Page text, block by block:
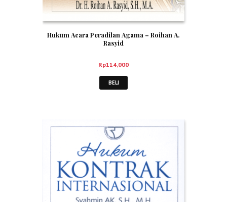
Hukum Acara Peradilan Agama – Roihan A.
Rasyid
Rp114,000
BELI